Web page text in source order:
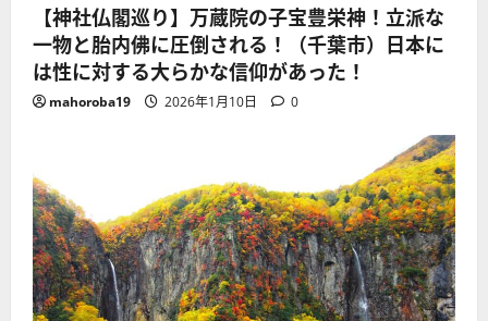
【神社仏閣巡り】万蔵院の子宝豊栄神！立派な
一物と胎内佛に圧倒される！（千葉市）日本に
は性に対する大らかな信仰があった！
mahoroba19 2026年1月10日 0